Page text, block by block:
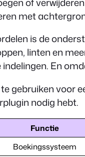
met
is de
linten en
En
gebruiken voor
nodig hebt.
Functie
Boekingssysteem